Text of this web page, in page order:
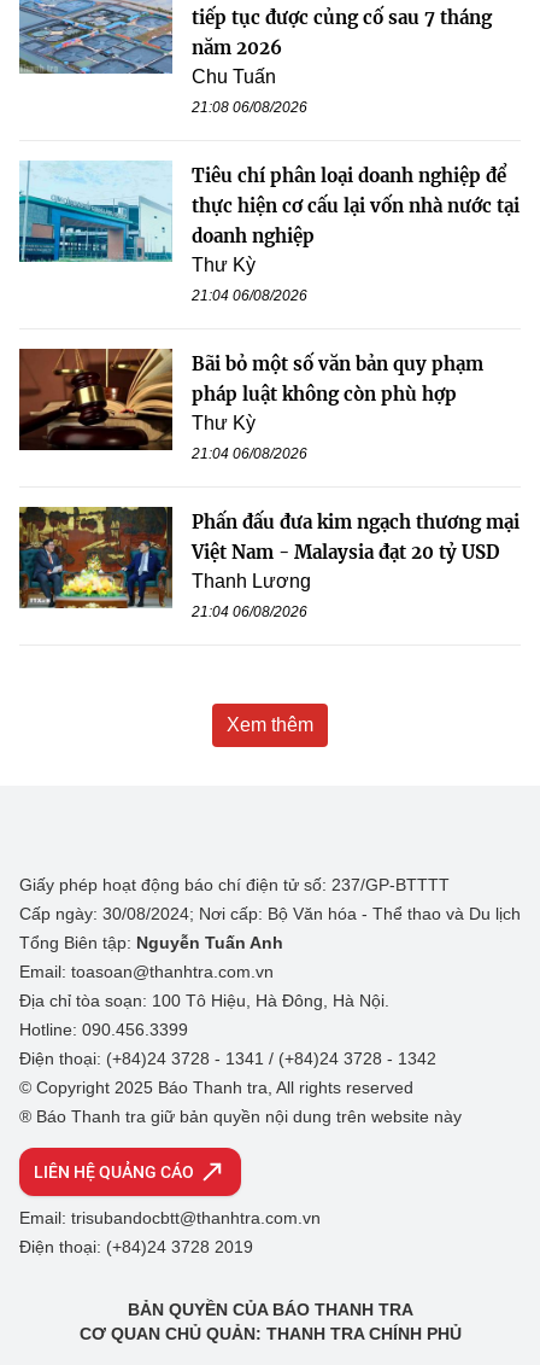
tiếp tục được củng cố sau 7 tháng
năm 2026
Chu Tuấn
21:08 06/08/2026
Tiêu chí phân loại doanh nghiệp để
thực hiện cơ cấu lại vốn nhà nước tại
doanh nghiệp
Thư Kỳ
21:04 06/08/2026
Bãi bỏ một số văn bản quy phạm
pháp luật không còn phù hợp
Thư Kỳ
21:04 06/08/2026
Phấn đấu đưa kim ngạch thương mại
Việt Nam - Malaysia đạt 20 tỷ USD
Thanh Lương
21:04 06/08/2026
Xem thêm
Giấy phép hoạt động báo chí điện tử số: 237/GP-BTTTT
Cấp ngày: 30/08/2024; Nơi cấp: Bộ Văn hóa - Thể thao và Du lịch
Tổng Biên tập: Nguyễn Tuấn Anh
Email: toasoan@thanhtra.com.vn
Địa chỉ tòa soạn: 100 Tô Hiệu, Hà Đông, Hà Nội.
Hotline: 090.456.3399
Điện thoại: (+84)24 3728 - 1341 / (+84)24 3728 - 1342
© Copyright 2025 Báo Thanh tra, All rights reserved
® Báo Thanh tra giữ bản quyền nội dung trên website này
LIÊN HỆ QUẢNG CÁO
Email: trisubandocbtt@thanhtra.com.vn
Điện thoại: (+84)24 3728 2019
BẢN QUYỀN CỦA BÁO THANH TRA
CƠ QUAN CHỦ QUẢN: THANH TRA CHÍNH PHỦ